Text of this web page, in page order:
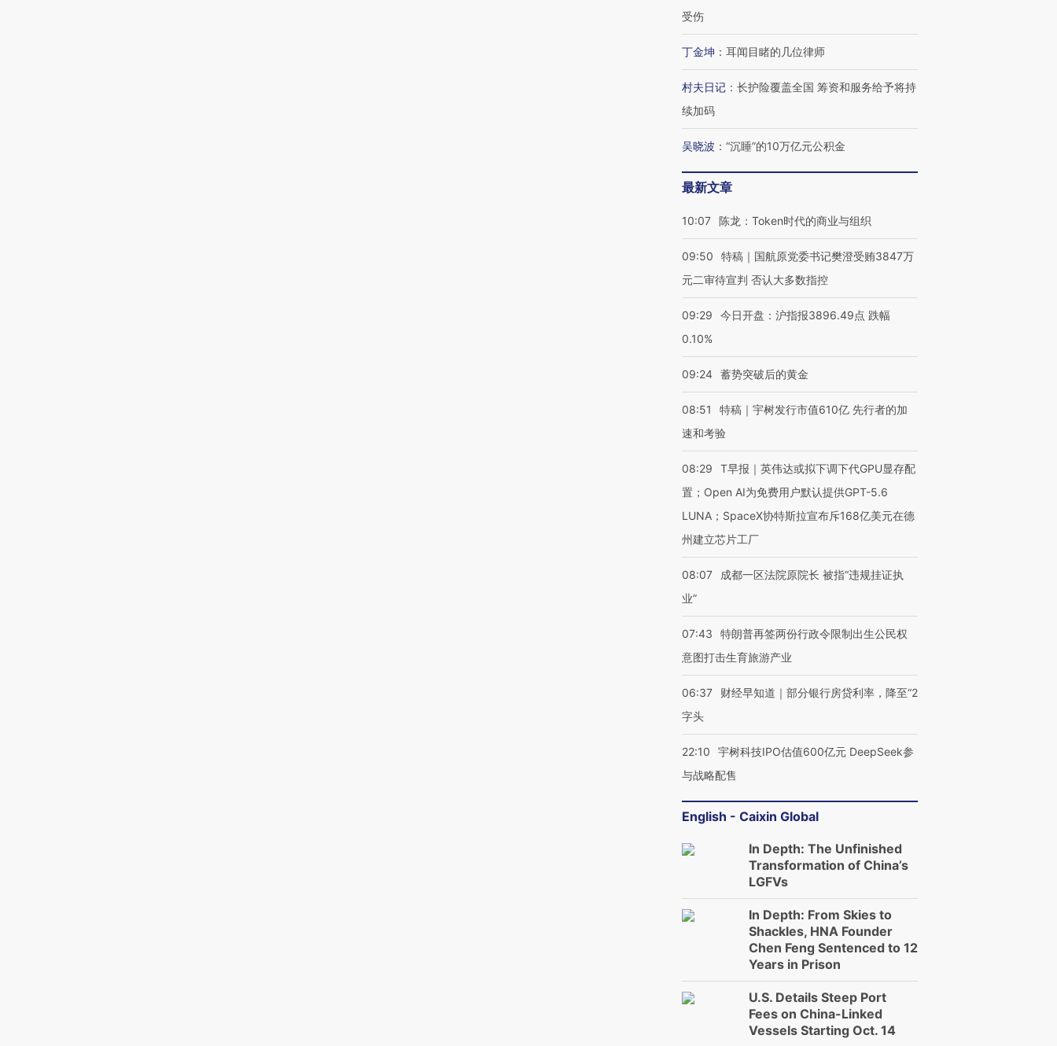
受伤
丁金坤 ： 耳闻目睹的几位律师
村夫日记 ： 长护险覆盖全国 筹资和服务给予将持
续加码
吴晓波 ： “沉睡”的10万亿元公积金
最新文章
10:07 陈龙：Token时代的商业与组织
09:50
特稿｜国航原党委书记樊澄受贿3847万
元二审待宣判 否认大多数指控
09:29
今日开盘：沪指报3896.49点 跌幅
0.10%
09:24 蓄势突破后的黄金
08:51
特稿｜宇树发行市值610亿 先行者的加
速和考验
08:29
T早报｜英伟达或拟下调下代GPU显存配
置；Open AI为免费用户默认提供GPT-5.6
LUNA；SpaceX协特斯拉宣布斥168亿美元在德
州建立芯片工厂
08:07
成都一区法院原院长 被指“违规挂证执
业”
07:43
特朗普再签两份行政令限制出生公民权
意图打击生育旅游产业
06:37
财经早知道｜部分银行房贷利率，降至“2
字头
22:10
宇树科技IPO估值600亿元 DeepSeek参
与战略配售
English - Caixin Global
In Depth: The Unfinished
Transformation of China’s
LGFVs
In Depth: From Skies to
Shackles, HNA Founder
Chen Feng Sentenced to 12
Years in Prison
U.S. Details Steep Port
Fees on China-Linked
Vessels Starting Oct. 14